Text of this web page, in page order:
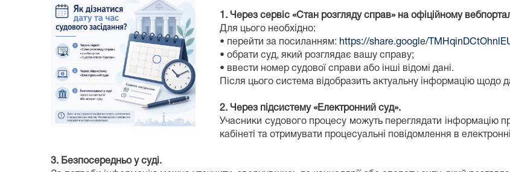
1. Через сервіс «Стан розгляду справ» на офіційному
Для цього необхідно:
• перейти за посиланням: https://share.google/
• обрати суд, який розглядає вашу справу;
• ввести номер судової справи або інші відомі дані.
Після цього система відобразить актуальну інформацію щодо
2. Через підсистему «Електронний суд».
Учасники судового процесу можуть переглядати інформацію
кабінеті та отримувати процесуальні повідомлення в
3. Безпосередньо у суді.